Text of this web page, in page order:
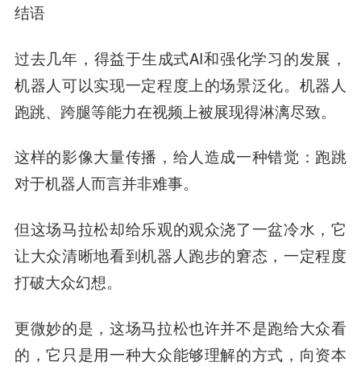
结语
过去几年，得益于生成式AI和强化学习的发展，
机器人可以实现一定程度上的场景泛化。机器人
跑跳、跨腿等能力在视频上被展现得淋漓尽致。
这样的影像大量传播，给人造成一种错觉：跑跳
对于机器人而言并非难事。
但这场马拉松却给乐观的观众浇了一盆冷水，它
让大众清晰地看到机器人跑步的窘态，一定程度
打破大众幻想。
更微妙的是，这场马拉松也许并不是跑给大众看
的，它只是用一种大众能够理解的方式，向资本